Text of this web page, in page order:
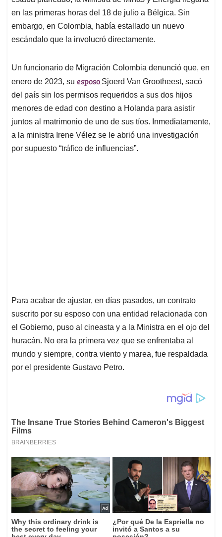
en las primeras horas del 18 de julio a Bélgica. Sin
embargo, en Colombia, había estallado un nuevo
escándalo que la involucró directamente.
Un funcionario de Migración Colombia denunció que, en
enero de 2023, su esposo Sjoerd Van Grootheest, sacó
del país sin los permisos requeridos a sus dos hijos
menores de edad con destino a Holanda para asistir
juntos al matrimonio de uno de sus tíos. Inmediatamente,
a la ministra Irene Vélez se le abrió una investigación
por supuesto “tráfico de influencias”.
Para acabar de ajustar, en días pasados, un contrato
suscrito por su esposo con una entidad relacionada con
el Gobierno, puso al cineasta y a la Ministra en el ojo del
huracán. No era la primera vez que se enfrentaba al
mundo y siempre, contra viento y marea, fue respaldada
por el presidente Gustavo Petro.